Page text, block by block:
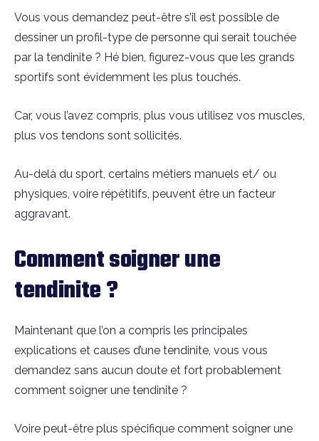
Vous vous demandez peut-être s’il est possible de
dessiner un profil-type de personne qui serait touchée
par la tendinite ? Hé bien, figurez-vous que les grands
sportifs sont évidemment les plus touchés.
Car, vous l’avez compris, plus vous utilisez vos muscles,
plus vos tendons sont sollicités.
Au-delà du sport, certains métiers manuels et/ ou
physiques, voire répétitifs, peuvent être un facteur
aggravant.
Comment soigner une
tendinite ?
Maintenant que l’on a compris les principales
explications et causes d’une tendinite, vous vous
demandez sans aucun doute et fort probablement
comment soigner une tendinite ?
Voire peut-être plus spécifique comment soigner une